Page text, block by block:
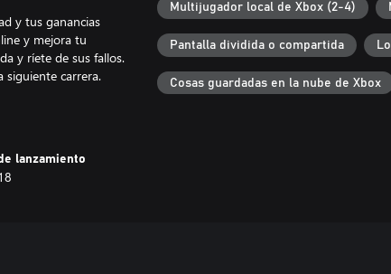
y tus ganancias
y mejora tu
y ríete de sus fallos.
siguiente carrera.
lanzamiento
Multijugador local de Xbox (2-4)
Pantalla dividida o compartida
Cosas guardadas en la nube de Xbox